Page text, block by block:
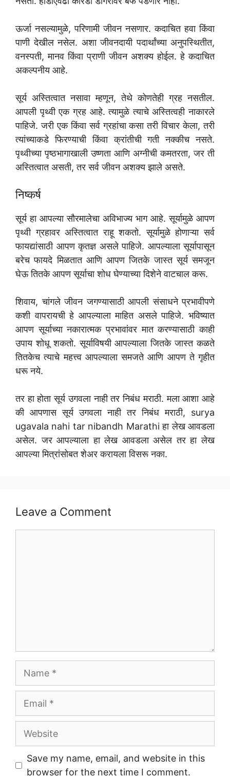
ऊर्जा नसल्यामुळे, परिणामी जीवन नसणार. कदाचित हवा किंवा
पाणी देखील नसेल. अशा जीवनदायी पदार्थांच्या अनुपस्थितीत,
वनस्पती, मानव किंवा प्राणी जीवन अशक्य होईल. हे कदाचित
अकल्पनीय आहे.
सूर्य अस्तित्वात नसावा म्हणून, तेथे कोणतेही ग्रह नसतील.
आपली पृथ्वी एक ग्रह आहे. त्यामुळे त्याचे अस्तित्वही नाकारले
पाहिजे. जरी एक किंवा सर्व ग्रहांचा कसा तरी विचार केला, तरी
त्यांच्याकडे फिरण्याची किंवा क्रांतीची गती नक्कीच नसते.
पृथ्वीच्या पृष्ठभागाखाली उष्णता आणि अग्नीची कमतरता, जर ती
अस्तित्वात असती, तर सर्व जीवन अशक्य झाले असते.
निष्कर्ष
सूर्य हा आपल्या सौरमालेचा अविभाज्य भाग आहे. सूर्यामुळे आपण
पृथ्वी ग्रहावर अस्तित्वात राहू शकतो. सूर्यामुळे होणाऱ्या सर्व
फायद्यांसाठी आपण कृतज्ञ असले पाहिजे. आपल्याला सूर्यापासून
बरेच फायदे मिळतात आणि आपण जितके जास्त सूर्य समजून
घेऊ तितके आपण सूर्याचा शोध घेण्याच्या दिशेने वाटचाल करू.
शिवाय, चांगले जीवन जगण्यासाठी आपली संसाधने प्रभावीपणे
कशी वापरायची हे आपल्याला माहित असले पाहिजे. भविष्यात
आपण सूर्याच्या नकारात्मक प्रभावांवर मात करण्यासाठी काही
उपाय शोधू शकतो. सूर्याविषयी आपल्याला जितके जास्त कळते
तितकेच त्याचे महत्त्व आपल्याला समजते आणि आपण ते गृहीत
धरू नये.
तर हा होता सूर्य उगवला नाही तर निबंध मराठी. मला आशा आहे
की आपणास सूर्य उगवला नाही तर निबंध मराठी, surya
ugavala nahi tar nibandh Marathi हा लेख आवडला
असेल. जर आपल्याला हा लेख आवडला असेल तर हा लेख
आपल्या मित्रांसोबत शेअर करायला विसरू नका.
Leave a Comment
Website
Save my name, email, and website in this
browser for the next time I comment.